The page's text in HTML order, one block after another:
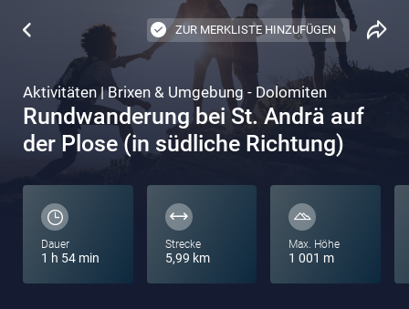
ZUR MERKLISTE HINZUFÜGEN
Aktivitäten | Brixen & Umgebung - Dolomiten
Rundwanderung bei St. Andrä auf
der Plose (in südliche Richtung)
Dauer
1 h 54 min
Strecke
5,99 km
Max. Höhe
1 001 m